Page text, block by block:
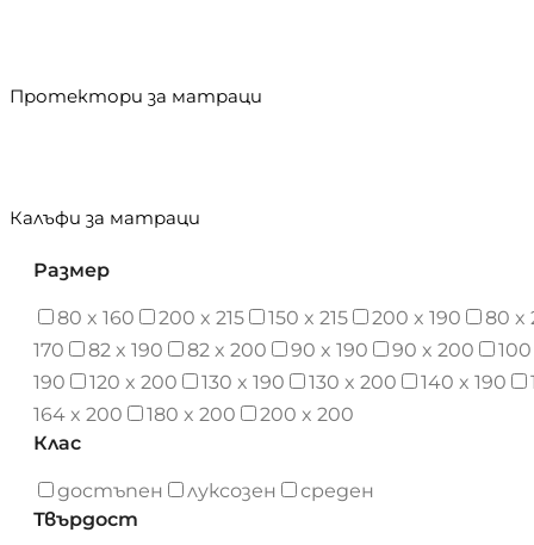
Протектори за матраци
Калъфи за матраци
Размер
80 x 160 200 x 215 150 x 215 200 x 190
80 x
170
82 x 190 82 x 200 90 x 190 90 x 200
190
120 x 200 130 x 190 130 x 200 140 x 190
164 x 200
180 x 200
200 x 200
Клас
достъпен луксозен
среден
Твърдост